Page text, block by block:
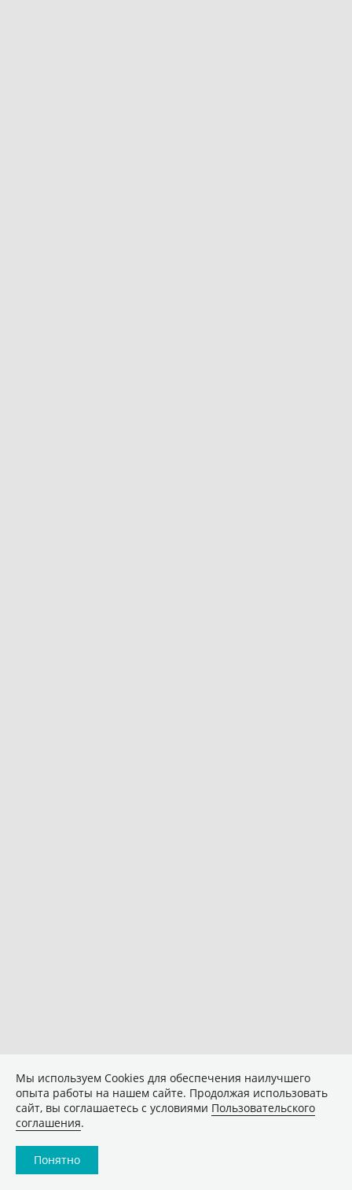
Мы используем Сookies для обеспечения наилучшего
опыта работы на нашем сайте. Продолжая использовать
сайт, вы соглашаетесь с условиями Пользовательского
соглашения.
Понятно